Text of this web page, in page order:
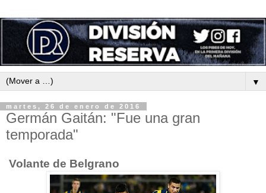
▼
martes, 26 de enero de 2016
Germán Gaitán: "Fue una gran
temporada"
Volante de Belgrano